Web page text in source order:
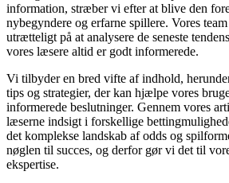
information, stræber vi efter at blive den
nybegyndere og erfarne spillere. Vores
utrætteligt på at analysere de seneste
vores læsere altid er godt informerede.
Vi tilbyder en bred vifte af indhold,
tips og strategier, der kan hjælpe vores
informerede beslutninger. Gennem vores
læserne indsigt i forskellige
det komplekse landskab af odds og
nøglen til succes, og derfor gør vi det til
ekspertise.